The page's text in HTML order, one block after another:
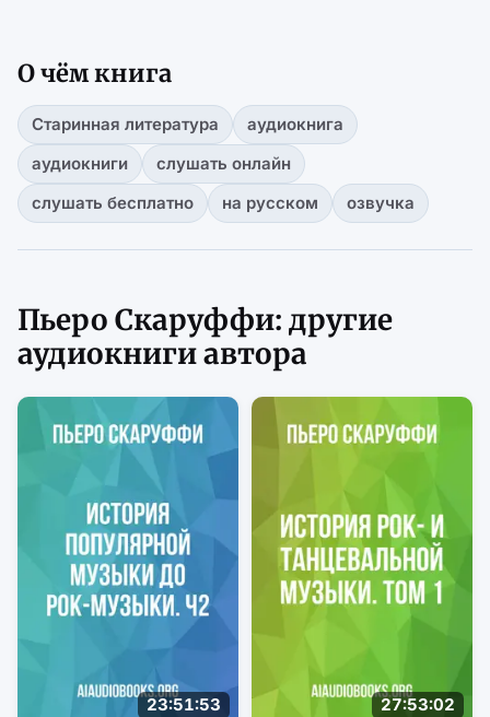
О чём книга
Старинная литература
аудиокнига
аудиокниги
слушать онлайн
слушать бесплатно
на русском озвучка
Пьеро Скаруффи: другие
аудиокниги автора
23:51:53 27:53:02